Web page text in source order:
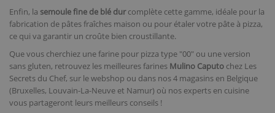
Enfin, la semoule fine de blé durcomplète cette gamme, idéale pour la
fabrication de pâtes fraîches maison ou pour étaler votre pâte à pizza,
ce qui va garantir un croûte bien croustillante.
Que vous cherchiez une farine pour pizza type "00" ou une version
sans gluten, retrouvez les meilleures farines Mulino Caputo chez Les
Secrets du Chef, sur le webshop ou dans nos 4 magasins en Belgique
(Bruxelles, Louvain-La-Neuve et Namur) où nos experts en cuisine
vous partageront leurs meilleurs conseils !